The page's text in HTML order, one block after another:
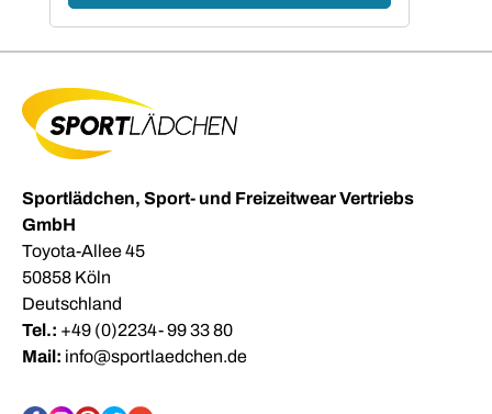
Sportlädchen, Sport- und Freizeitwear Vertriebs
GmbH
Toyota-Allee 45
50858 Köln
Deutschland
Tel.: +49 (0)2234- 99 33 80
Mail: info@sportlaedchen.de